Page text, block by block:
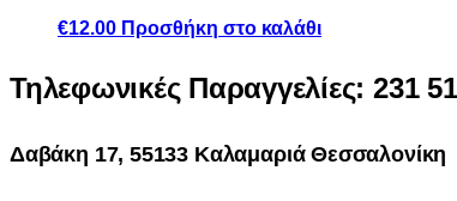
€12.00 Προσθήκη στο καλάθι
Τηλεφωνικές Παραγγελίες: 231
Δαβάκη 17, 55133 Καλαμαριά Θεσσαλονίκη